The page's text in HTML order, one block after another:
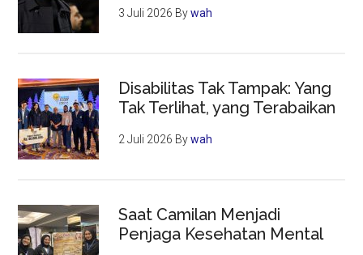
3 Juli 2026 Bywah
Disabilitas Tak Tampak: Yang
Tak Terlihat, yang Terabaikan
2 Juli 2026 Bywah
Saat Camilan Menjadi
Penjaga Kesehatan Mental